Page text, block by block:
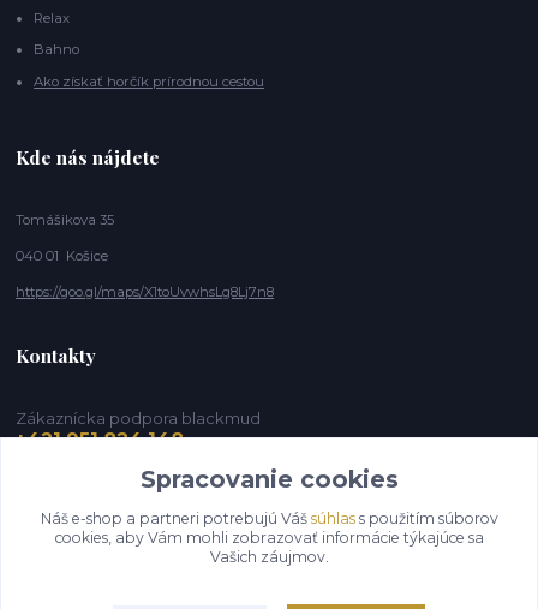
Relax
Bahno
Ako získať horčík prírodnou cestou
Kde nás nájdete
Tomášikova 35
040 01 Košice
https://goo.gl/maps/X1toUvwhsLg8Lj7n8
Kontakty
Zákaznícka podpora blackmud
+421 951 824 148
info@blackmud.eu
Spracovanie cookies
Náš e-shop a partneri potrebujú Váš súhlass použitím súborov
cookies, aby Vám mohli zobrazovať informácie týkajúce sa
Vašich záujmov.